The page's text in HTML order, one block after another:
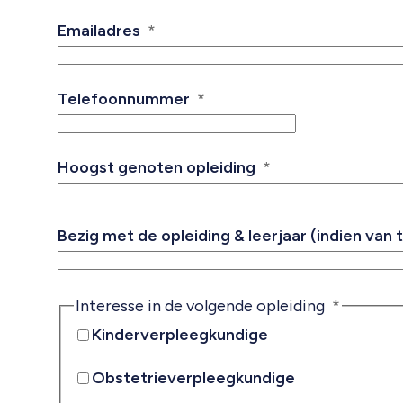
Emailadres
Telefoonnummer
Hoogst genoten opleiding
Bezig met de opleiding & leerjaar (indien van
Interesse in de volgende opleiding
Kinderverpleegkundige
Obstetrieverpleegkundige